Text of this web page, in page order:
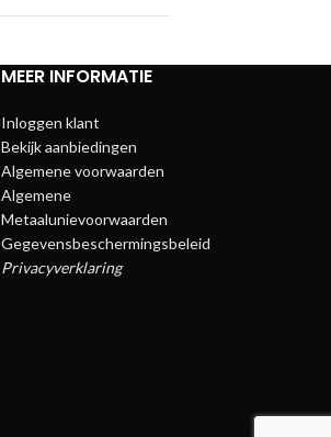
MEER INFORMATIE
Inloggen klant
Bekijk aanbiedingen
Algemene voorwaarden
Algemene
Metaalunievoorwaarden
Gegevensbeschermingsbeleid
Privacyverklaring